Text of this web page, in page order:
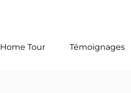
Home Tour Témoignages